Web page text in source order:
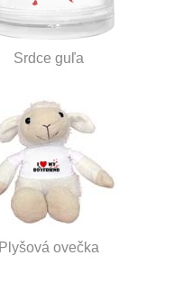
Srdce guľa
Plyšová ovečka